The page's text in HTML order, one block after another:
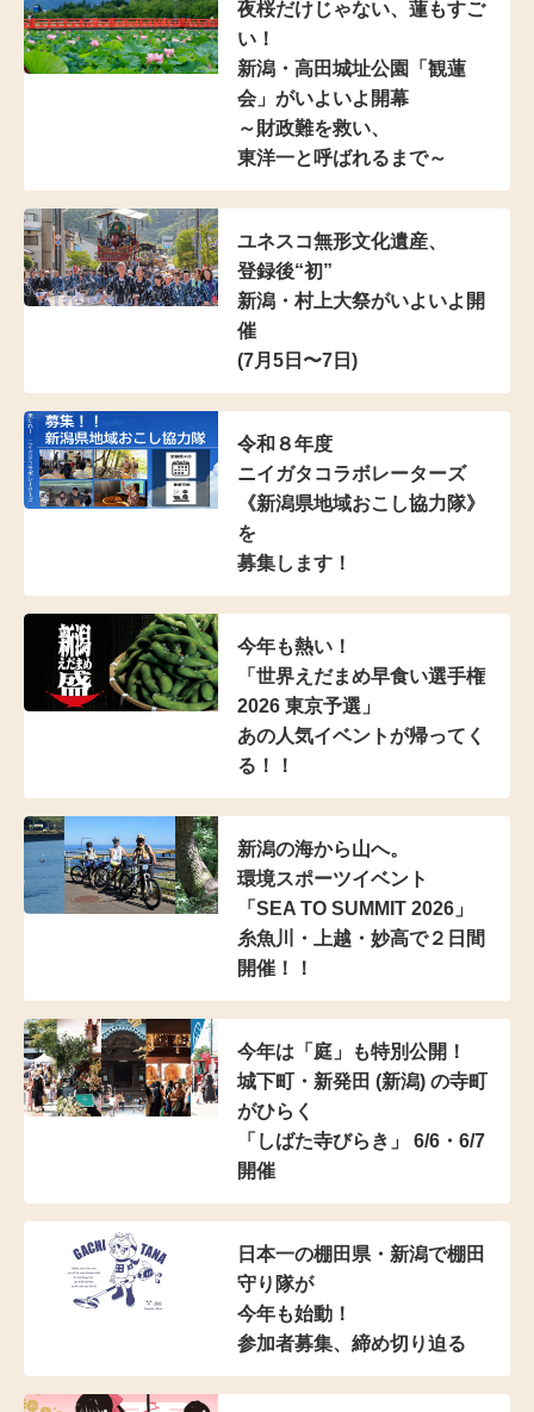
夜桜だけじゃない、蓮もすご
い！
新潟・高田城址公園「観蓮
会」がいよいよ開幕
～財政難を救い、
東洋一と呼ばれるまで～
ユネスコ無形文化遺産、
登録後“初”
新潟・村上大祭がいよいよ開
催
(7月5日〜7日)
令和８年度
ニイガタコラボレーターズ
《新潟県地域おこし協力隊》
を
募集します！
今年も熱い！
「世界えだまめ早食い選手権
2026 東京予選」
あの人気イベントが帰ってく
る！！
新潟の海から山へ。
環境スポーツイベント
「SEA TO SUMMIT 2026」
糸魚川・上越・妙高で２日間
開催！！
今年は「庭」も特別公開！
城下町・新発田 (新潟) の寺町
がひらく
「しばた寺びらき」 6/6・6/7
開催
日本一の棚田県・新潟で棚田
守り隊が
今年も始動！
参加者募集、締め切り迫る